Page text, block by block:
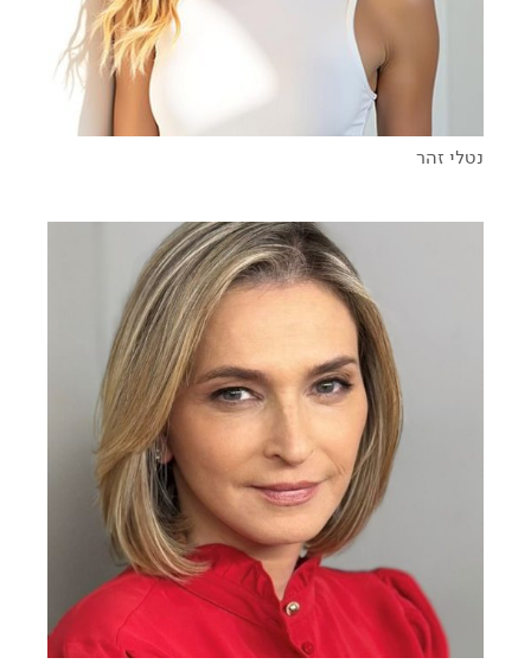
נטלי זהר
המלחמה על הבית (ועל התודעה...)
נשים בחזית התקשורת